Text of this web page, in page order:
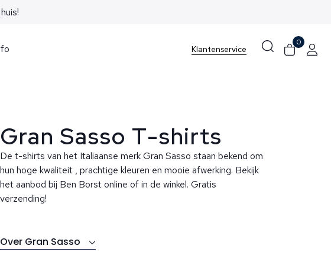
Klantenservice
0
Gran Sasso T-shirts
De t-shirts van het Italiaanse merk Gran Sasso staan bekend om
hun hoge kwaliteit , prachtige kleuren en mooie afwerking. Bekijk
het aanbod bij Ben Borst online of in de winkel. Gratis
verzending!
Over Gran Sasso